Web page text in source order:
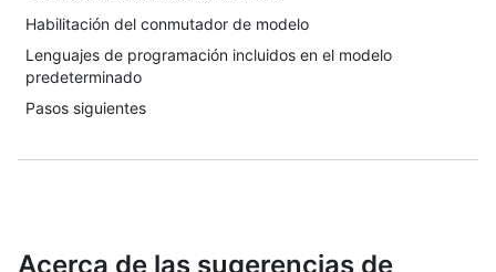
Habilitación del conmutador de modelo
Lenguajes de programación incluidos en el modelo
predeterminado
Pasos siguientes
Acerca de las sugerencias de